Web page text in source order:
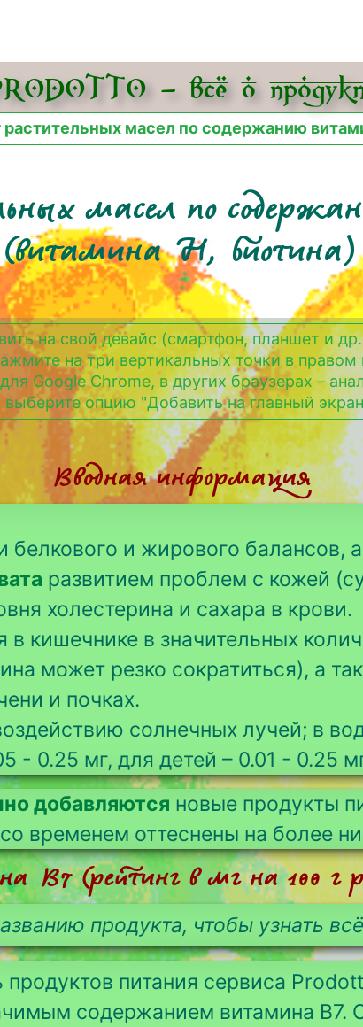
– всё о
растительных масел по содержанию
масел по
(витамина H, биотина)
на свой девайс (смартфон, планшет и
на три вертикальных точки в правом
Google Chrome, в других браузерах –
выберите опцию "Добавить на главный
Вводная информация
белкового и жирового балансов,
развитием проблем с кожей
холестерина и сахара в крови.
в кишечнике в значительных
может резко сократиться), а
и почках.
солнечных лучей; в
- 0.25 мг, для детей – 0.01 - 0.25
добавляются новые продукты
временем оттеснены на более
B7 (рейтинг в мг на 100 г
продукта, чтобы узнать
питания сервиса
содержанием витамина B7.